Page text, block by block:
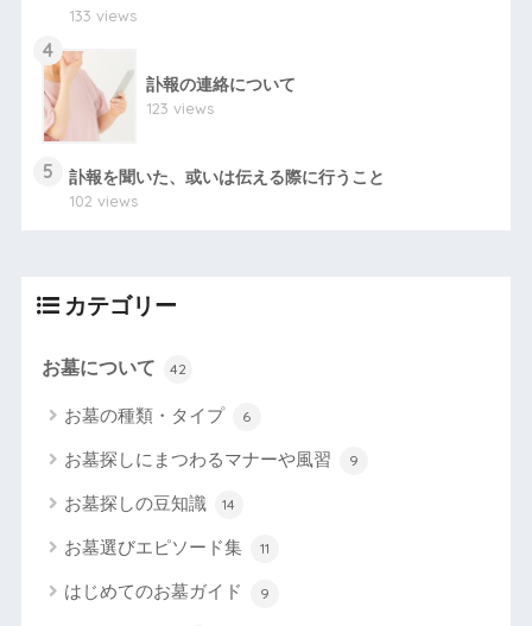
133 views
4
訃報の連絡について
123 views
5
訃報を聞いた、或いは伝える際に行うこと
102 views
カテゴリー
お墓について 42
お墓の種類・タイプ 6
お墓探しにまつわるマナーや風習 9
お墓探しの豆知識 14
お墓選びエピソード集 11
はじめてのお墓ガイド 9